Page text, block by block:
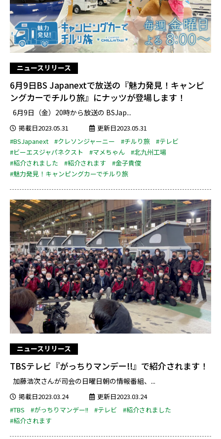
ニュースリリース
6月9日BS Japanextで放送の『魅力発見！キャンピ
ングカーでチルり旅』にナッツが登場します！
6月9日（金）20時から放送の BSJap...
掲載日2023.05.31
更新日2023.05.31
#BSJapanext
#クレソンジャーニー #チルり旅
#テレビ
#ビーエスジャパネクスト
#マメちゃん
#北九州工場
#紹介されました
#紹介されます
#金子貴俊
#魅力発見！キャンピングカーでチルり旅
ニュースリリース
TBSテレビ『がっちりマンデー!!』で紹介されます！
加藤浩次さんが司会の日曜日朝の情報番組、...
掲載日2023.03.24
更新日2023.03.24
#TBS
#がっちりマンデー!! #テレビ
#紹介されました
#紹介されます